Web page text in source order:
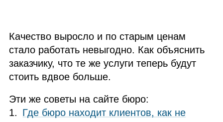
Качество выросло и по старым ценам
стало работать невыгодно. Как объяснить
заказчику, что те же услуги теперь будут
стоить вдвое больше.
Эти же советы на сайте бюро:
Где бюро находит клиентов, как не